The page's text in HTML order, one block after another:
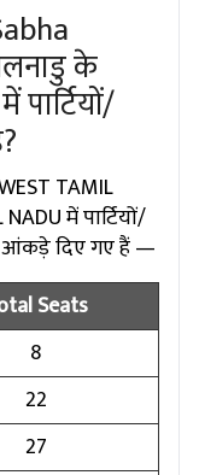
के
पार्टियों/
TAMIL
में पार्टियों/
आंकड़े दिए गए हैं —
Seats
8
22
27